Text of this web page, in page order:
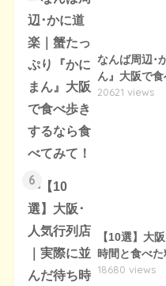
なんば周辺･
ん』大阪で
20621 views
6
【10選】大
時間と食べ
18680 views